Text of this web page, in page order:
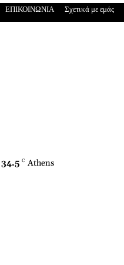
ΕΠΙΚΟΙΝΩΝΙΑ Σχετικά με εμάς
34.5 C Athens